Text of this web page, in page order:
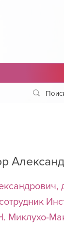
Миклухо-